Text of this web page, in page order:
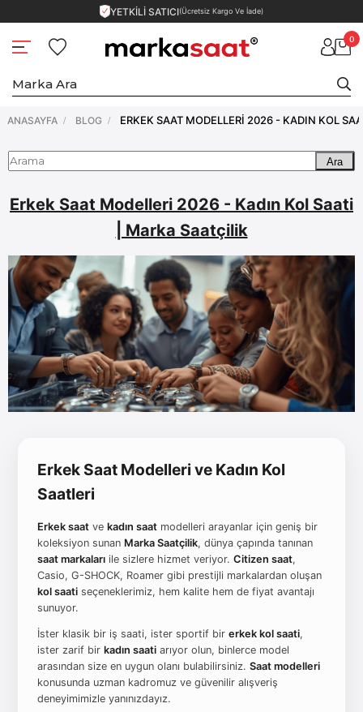
YETKİLİ SATICI(Ücretsiz Kargo Ve İade)
0
ANASAYFA BLOG
Ara
Erkek Saat Modelleri 2026 - Kadın Kol Saati
| Marka Saatçilik
Erkek Saat Modelleri ve Kadın Kol
Saatleri
Erkek saat ve kadın saat modelleri arayanlar için geniş bir
koleksiyon sunan Marka Saatçilik, dünya çapında tanınan
saat markaları ile sizlere hizmet veriyor. Citizen saat,
Casio, G-SHOCK, Roamer gibi prestijli markalardan oluşan
kol saati seçeneklerimiz, hem kalite hem de fiyat avantajı
sunuyor.
İster klasik bir iş saati, ister sportif bir erkek kol saati,
ister zarif bir kadın saati arıyor olun, binlerce model
arasından size en uygun olanı bulabilirsiniz. Saat modelleri
konusunda uzman kadromuz ve güvenilir alışveriş
deneyimimizle yanınızdayız.